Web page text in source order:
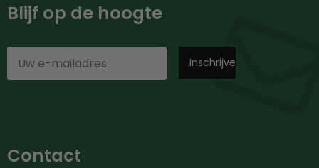
Blijf op de hoogte
Contact